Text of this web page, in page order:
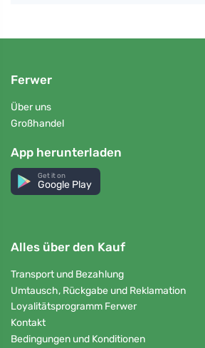
Ferwer
Über uns
Großhandel
App herunterladen
Get it on
Google Play
Alles über den Kauf
Transport und Bezahlung
Umtausch, Rückgabe und Reklamation
Loyalitätsprogramm Ferwer
Kontakt
Bedingungen und Konditionen